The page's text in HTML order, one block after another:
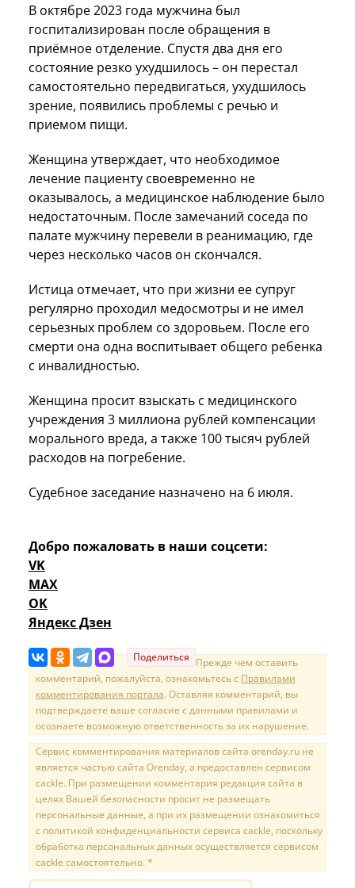
В октябре 2023 года мужчина был
госпитализирован после обращения в
приёмное отделение. Спустя два дня его
состояние резко ухудшилось – он перестал
самостоятельно передвигаться, ухудшилось
зрение, появились проблемы с речью и
приемом пищи.
Женщина утверждает, что необходимое
лечение пациенту своевременно не
оказывалось, а медицинское наблюдение было
недостаточным. После замечаний соседа по
палате мужчину перевели в реанимацию, где
через несколько часов он скончался.
Истица отмечает, что при жизни ее супруг
регулярно проходил медосмотры и не имел
серьезных проблем со здоровьем. После его
смерти она одна воспитывает общего ребенка
с инвалидностью.
Женщина просит взыскать с медицинского
учреждения 3 миллиона рублей компенсации
морального вреда, а также 100 тысяч рублей
расходов на погребение.
Судебное заседание назначено на 6 июля.
Добро пожаловать в наши соцсети:
VK
MAX
OK
Яндекс Дзен
Поделиться Прежде чем оставить
комментарий, пожалуйста, ознакомьтесь с Правилами
комментирования портала. Оставляя комментарий, вы
подтверждаете ваше согласие с данными правилами и
осознаете возможную ответственность за их нарушение.
Сервис комментирования материалов сайта orenday.ru не
является частью сайта Orenday, а предоставлен сервисом
cackle. При размещении комментария редакция сайта в
целях Вашей безопасности просит не размещать
персональные данные, а при их размещении ознакомиться
с политикой конфиденциальности сервиса cackle, поскольку
обработка персональных данных осуществляется сервисом
cackle самостоятельно. *